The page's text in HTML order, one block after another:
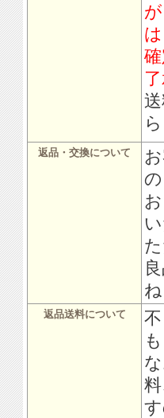
返品・交換について
返品送料について